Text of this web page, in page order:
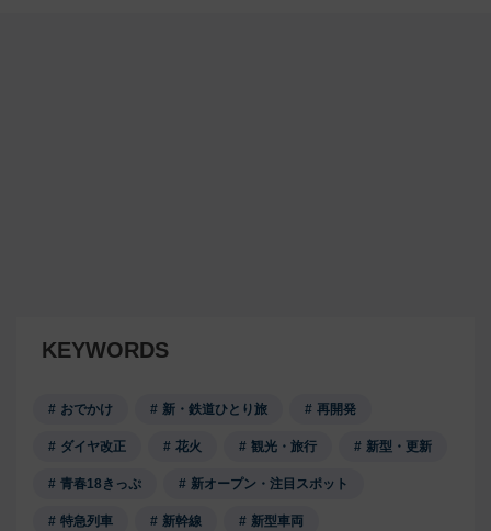
KEYWORDS
おでかけ 新・鉄道ひとり旅 再開発
ダイヤ改正 花火 観光・旅行 新型・更新
青春18きっぷ 新オープン・注目スポット
特急列車 新幹線 新型車両